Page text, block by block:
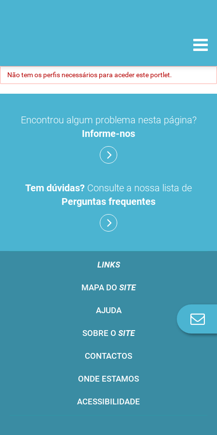
Não tem os perfis necessários para aceder este portlet.
Encontrou algum problema nesta página?
Informe-nos
Tem dúvidas? Consulte a nossa lista de
Perguntas frequentes
LINKS
MAPA DO SITE
AJUDA
SOBRE O SITE
CONTACTOS
ONDE ESTAMOS
ACESSIBILIDADE